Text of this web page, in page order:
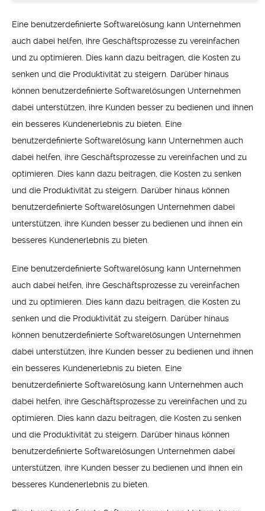
Eine benutzerdefinierte Softwarelösung kann Unternehmen
auch dabei helfen, ihre Geschäftsprozesse zu vereinfachen
und zu optimieren. Dies kann dazu beitragen, die Kosten zu
senken und die Produktivität zu steigern. Darüber hinaus
können benutzerdefinierte Softwarelösungen Unternehmen
dabei unterstützen, ihre Kunden besser zu bedienen und ihnen
ein besseres Kundenerlebnis zu bieten. Eine
benutzerdefinierte Softwarelösung kann Unternehmen auch
dabei helfen, ihre Geschäftsprozesse zu vereinfachen und zu
optimieren. Dies kann dazu beitragen, die Kosten zu senken
und die Produktivität zu steigern. Darüber hinaus können
benutzerdefinierte Softwarelösungen Unternehmen dabei
unterstützen, ihre Kunden besser zu bedienen und ihnen ein
besseres Kundenerlebnis zu bieten.
Eine benutzerdefinierte Softwarelösung kann Unternehmen
auch dabei helfen, ihre Geschäftsprozesse zu vereinfachen
und zu optimieren. Dies kann dazu beitragen, die Kosten zu
senken und die Produktivität zu steigern. Darüber hinaus
können benutzerdefinierte Softwarelösungen Unternehmen
dabei unterstützen, ihre Kunden besser zu bedienen und ihnen
ein besseres Kundenerlebnis zu bieten. Eine
benutzerdefinierte Softwarelösung kann Unternehmen auch
dabei helfen, ihre Geschäftsprozesse zu vereinfachen und zu
optimieren. Dies kann dazu beitragen, die Kosten zu senken
und die Produktivität zu steigern. Darüber hinaus können
benutzerdefinierte Softwarelösungen Unternehmen dabei
unterstützen, ihre Kunden besser zu bedienen und ihnen ein
besseres Kundenerlebnis zu bieten.